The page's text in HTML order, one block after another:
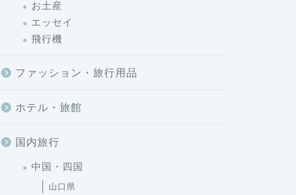
お土産
エッセイ
飛行機
ファッション・旅行用品
ホテル・旅館
国内旅行
中国・四国
山口県